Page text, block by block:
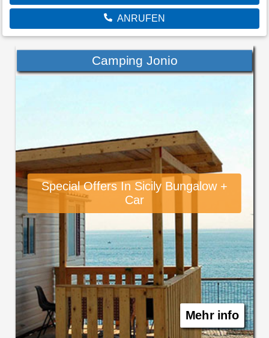
ANRUFEN
Camping Jonio
Special Offers In Sicily Bungalow +
Car
Mehr info